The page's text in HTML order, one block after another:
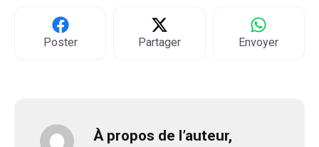
Poster Partager Envoyer
À propos de l’auteur,